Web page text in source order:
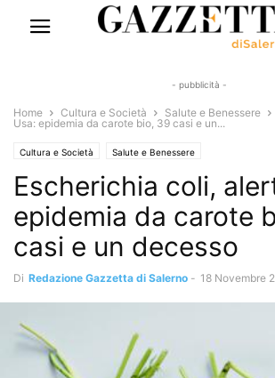
- pubblicità -
Home Cultura e Società Salute e Benessere
Usa: epidemia da carote bio, 39 casi e un...
Cultura e Società Salute e Benessere
Escherichia coli,
epidemia da carote
casi e un decesso
Di Redazione Gazzetta di Salerno - 18 Novembre